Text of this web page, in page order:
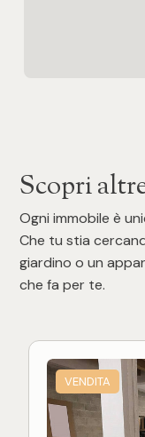
Scopri
Ogni immobile è
Che tu stia
giardino o un
che fa per te.
VENDITA